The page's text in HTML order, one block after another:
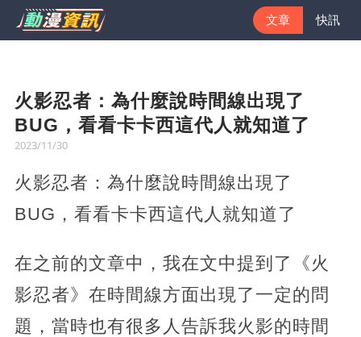
文章 快訊
火影忍者：為什麼說時間線出現了
BUG，看看卡卡西這代人就知道了
2023/11/30
火影忍者：為什麼說時間線出現了
BUG，看看卡卡西這代人就知道了
在之前的文章中，我在文中提到了《火
影忍者》在時間線方面出現了一定的問
題，當時也有很多人告訴我火影的時間